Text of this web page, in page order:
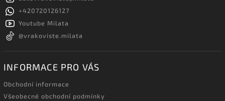
+420720126127
Youtube Milata
@vrakoviste.milata
INFORMACE PRO VÁS
Obchodní informace
Všeobecné obchodní podmínky